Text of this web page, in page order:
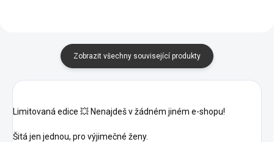
Zobrazit všechny související produkty
Limitovaná edice 💥 Nenajdeš v žádném jiném e-shopu!
Šitá jen jednou, pro výjimečné ženy.